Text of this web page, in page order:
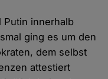
Putin innerhalb
ging es um den
dem selbst
attestiert